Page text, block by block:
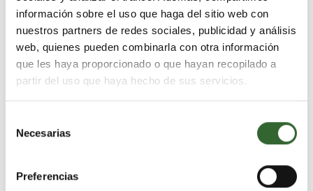
información sobre el uso que haga del sitio web con
nuestros partners de redes sociales, publicidad y análisis
web, quienes pueden combinarla con otra información
que les haya proporcionado o que hayan recopilado a
partir del uso que haya hecho de sus servicios.
Necesarias
Preferencias
Tu safari de lujo con Aventura África
Contamos con varias décadas formando parte del
turismo de lujo en África.